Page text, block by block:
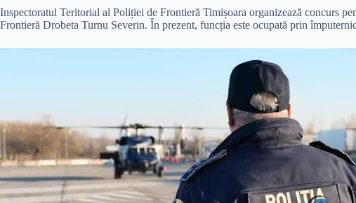
Inspectoratul Teritorial al Poliției de Frontieră Timișoara organizează concurs
Frontieră Drobeta Turnu Severin. În prezent, funcția este ocupată prin